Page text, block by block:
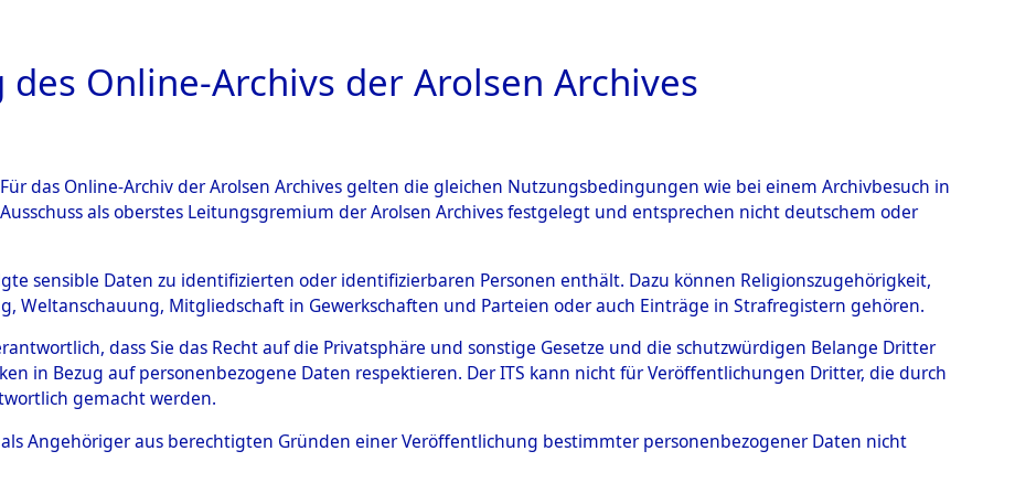
PERSONENINDEX PERSON
LUHMANN, ERNST
Deutschland
1030
Online-Archivs der Arolsen Archives
das Online-Archiv der Arolsen Archives gelten die gleichen Nutzungsbedingungen wie bei einem Archivbesuch in
als oberstes Leitungsgremium der Arolsen Archives festgelegt und entsprechen nicht deutschem oder
sensible Daten zu identifizierten oder identifizierbaren Personen enthält. Dazu können Religionszugehörigkeit,
Weltanschauung, Mitgliedschaft in Gewerkschaften und Parteien oder auch Einträge in Strafregistern gehören.
dass Sie das Recht auf die Privatsphäre und sonstige Gesetze und die schutzwürdigen Belange Dritter
in Bezug auf personenbezogene Daten respektieren. Der ITS kann nicht für Veröffentlichungen Dritter, die durch
gemacht werden.
als Angehöriger aus berechtigten Gründen einer Veröffentlichung bestimmter personenbezogener Daten nicht